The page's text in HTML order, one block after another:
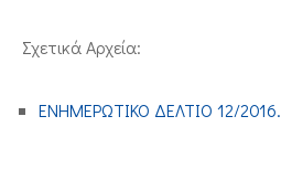
ΕΠΙΚΑΙΡΟΤΗΤΑ
ΕΠΙΚΟΙΝΩΝΙΑ
Σχετικά Αρχεία:
ΕΝΗΜΕΡΩΤΙΚΟ ΔΕΛΤΙΟ 12/2016.